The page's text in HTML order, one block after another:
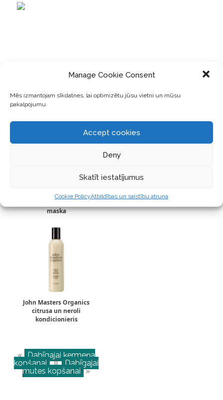
Manage Cookie Consent
Mēs izmantojam sīkdatnes, lai optimizētu jūsu vietni un mūsu
pakalpojumu.
Accept cookies
Deny
Skatīt iestatījumus
Cookie PolicyAtbildības un saistību atruna
medus un hibiskusrozes
matu atjaunotājs
John Masters Organics
maska
John Masters Organics
citrusa un neroli
kondicionieris
« Dabīgajai ķermeņa
kopšanai || Dabīgajai
mutes kopšanai »